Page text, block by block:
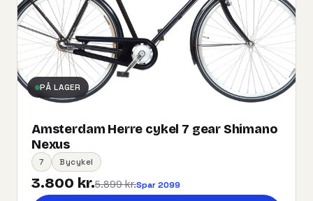
PÅ LAGER
Amsterdam Herre cykel 7 gear Shimano
Nexus
7 Bycykel
3.800 kr.5.899 kr.Spar 2099